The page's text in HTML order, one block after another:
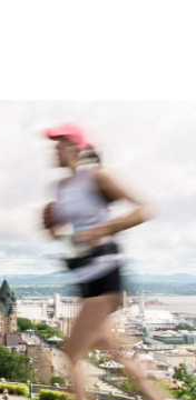
PAR BRUNET
ASSURANCE
PRÉSENTÉ PAR